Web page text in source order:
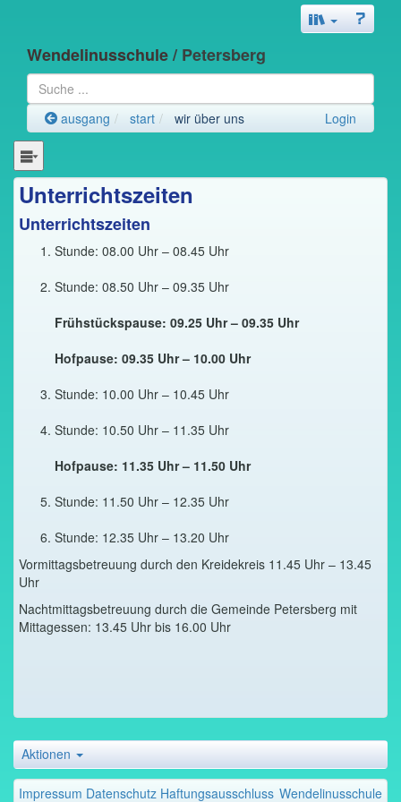
Wendelinusschule/ Petersberg
ausgang start wir über uns Login
Unterrichtszeiten
Unterrichtszeiten
Stunde: 08.00 Uhr – 08.45 Uhr
Stunde: 08.50 Uhr – 09.35 Uhr
Frühstückspause: 09.25 Uhr – 09.35 Uhr
Hofpause: 09.35 Uhr – 10.00 Uhr
Stunde: 10.00 Uhr – 10.45 Uhr
Stunde: 10.50 Uhr – 11.35 Uhr
Hofpause: 11.35 Uhr – 11.50 Uhr
Stunde: 11.50 Uhr – 12.35 Uhr
Stunde: 12.35 Uhr – 13.20 Uhr
Vormittagsbetreuung durch den Kreidekreis 11.45 Uhr – 13.45
Uhr
Nachtmittagsbetreuung durch die Gemeinde Petersberg mit
Mittagessen: 13.45 Uhr bis 16.00 Uhr
Aktionen
Impressum Datenschutz Haftungsausschluss Wendelinusschule